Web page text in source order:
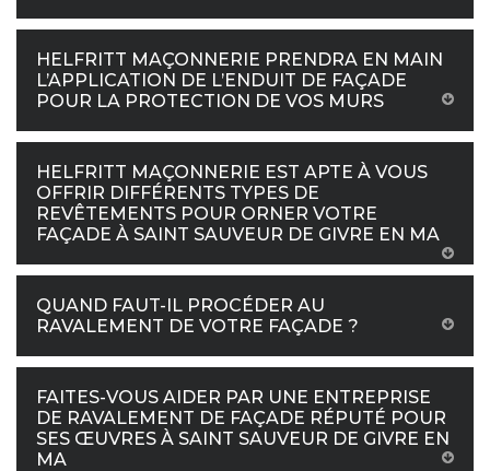
HELFRITT MAÇONNERIE PRENDRA EN MAIN
L’APPLICATION DE L’ENDUIT DE FAÇADE
POUR LA PROTECTION DE VOS MURS
HELFRITT MAÇONNERIE EST APTE À VOUS
OFFRIR DIFFÉRENTS TYPES DE
REVÊTEMENTS POUR ORNER VOTRE
FAÇADE À SAINT SAUVEUR DE GIVRE EN MA
QUAND FAUT-IL PROCÉDER AU
RAVALEMENT DE VOTRE FAÇADE ?
FAITES-VOUS AIDER PAR UNE ENTREPRISE
DE RAVALEMENT DE FAÇADE RÉPUTÉ POUR
SES ŒUVRES À SAINT SAUVEUR DE GIVRE EN
MA